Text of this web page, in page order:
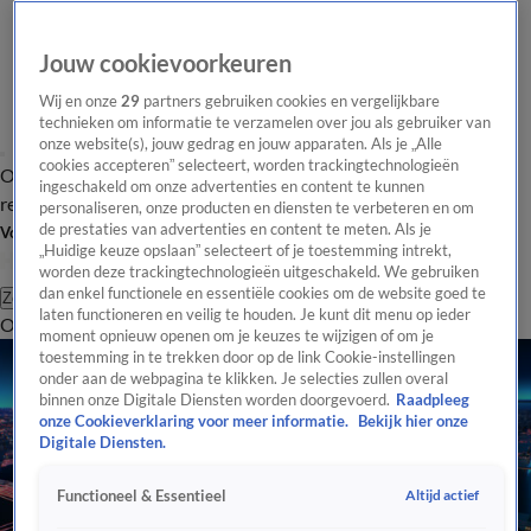
Overzicht Laatste nieuws Regionieuws Het beste van Hart
Tip de
redactie
Volg Hart van Nederland
Zoeken
OverzichtRegioUitzendingenWeerTip de redactiePanelVideo's
Jouw cookievoorkeuren
Wij en onze29 partners gebruiken cookies en vergelijkbare
technieken om informatie te verzamelen over jou als gebruiker van
onze website(s), jouw gedrag en jouw apparaten. Als je „Alle
cookies accepteren” selecteert, worden trackingtechnologieën
ingeschakeld om onze advertenties en content te kunnen
personaliseren, onze producten en diensten te verbeteren en om
de prestaties van advertenties en content te meten. Als je
„Huidige keuze opslaan” selecteert of je toestemming intrekt,
worden deze trackingtechnologieën uitgeschakeld. We gebruiken
dan enkel functionele en essentiële cookies om de website goed te
laten functioneren en veilig te houden. Je kunt dit menu op ieder
moment opnieuw openen om je keuzes te wijzigen of om je
toestemming in te trekken door op de link Cookie-instellingen
onder aan de webpagina te klikken. Je selecties zullen overal
binnen onze Digitale Diensten worden doorgevoerd. Raadpleeg
onze Cookieverklaring voor meer informatie.
Bekijk hier onze
Digitale Diensten.
Functioneel & Essentieel Altijd actief